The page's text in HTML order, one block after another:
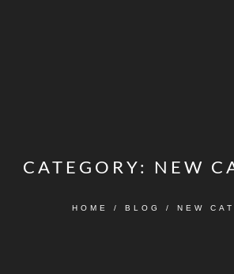
CATEGORY: NEW
HOME / BLOG / NEW